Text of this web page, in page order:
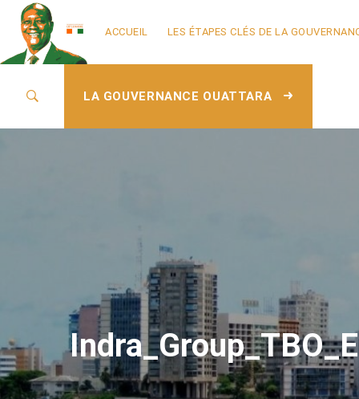
ACCUEIL LES ÉTAPES CLÉS DE LA
LA GOUVERNANCE OUATTARA